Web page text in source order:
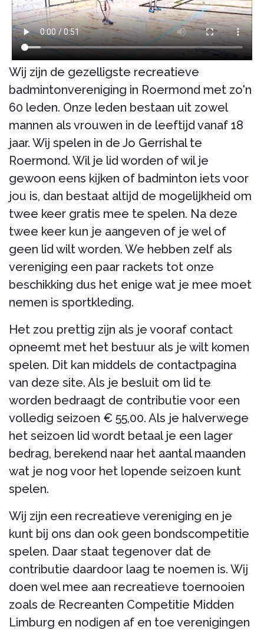
Wij zijn de gezelligste recreatieve
badmintonvereniging in Roermond met zo'n
60 leden. Onze leden bestaan uit zowel
mannen als vrouwen in de leeftijd vanaf 18
jaar. Wij spelen in de Jo Gerrishal te
Roermond. Wil je lid worden of wil je
gewoon eens kijken of badminton iets voor
jou is, dan bestaat altijd de mogelijkheid om
twee keer gratis mee te spelen. Na deze
twee keer kun je aangeven of je wel of
geen lid wilt worden. We hebben zelf als
vereniging een paar rackets tot onze
beschikking dus het enige wat je mee moet
nemen is sportkleding.
Het zou prettig zijn als je vooraf contact
opneemt met het bestuur als je wilt komen
spelen. Dit kan middels de contactpagina
van deze site. Als je besluit om lid te
worden bedraagt de contributie voor een
volledig seizoen € 55,00. Als je halverwege
het seizoen lid wordt betaal je een lager
bedrag, berekend naar het aantal maanden
wat je nog voor het lopende seizoen kunt
spelen.
Wij zijn een recreatieve vereniging en je
kunt bij ons dan ook geen bondscompetitie
spelen. Daar staat tegenover dat de
contributie daardoor laag te noemen is. Wij
doen wel mee aan recreatieve toernooien
zoals de Recreanten Competitie Midden
Limburg en nodigen af en toe verenigingen